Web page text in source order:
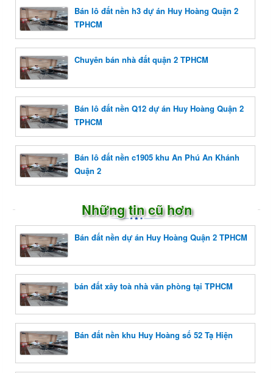
Bán lô đất nền h3 dự án Huy Hoàng Quận 2
TPHCM
Chuyên bán nhà đất quận 2 TPHCM
Bán lô đất nền Q12 dự án Huy Hoàng Quận 2
TPHCM
Bán lô đất nền c1905 khu An Phú An Khánh
Quận 2
Những tin cũ hơn
Bán đất nền dự án Huy Hoàng Quận 2 TPHCM
bán đất xây toà nhà văn phòng tại TPHCM
Bán đất nền khu Huy Hoàng số 52 Tạ Hiện